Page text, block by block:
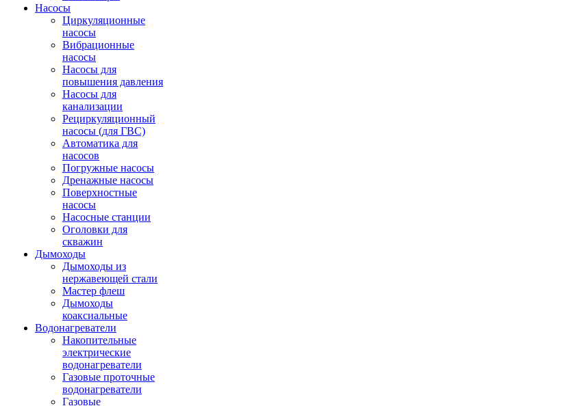
Насосы
Циркуляционные
насосы
Вибрационные
насосы
Насосы для
повышения давления
Насосы для
канализации
Рециркуляционный
насосы (для ГВС)
Автоматика для
насосов
Погружные насосы
Дренажные насосы
Поверхностные
насосы
Насосные станции
Оголовки для
скважин
Дымоходы
Дымоходы из
нержавеющей стали
Мастер флеш
Дымоходы
коаксиальные
Водонагреватели
Накопительные
электрические
водонагреватели
Газовые проточные
водонагреватели
Газовые